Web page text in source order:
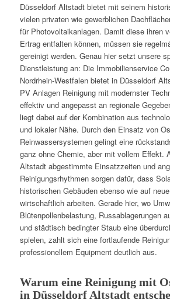
Düsseldorf Altstadt bietet mit seinem
vielen privaten wie gewerblichen
für Photovoltaikanlagen. Damit diese ihren
Ertrag entfalten können, müssen sie
gereinigt werden. Genau hier setzt unsere
Dienstleistung an: Die Immobilienservice
Nordrhein-Westfalen bietet in Düsseldorf
PV Anlagen Reinigung mit modernster
effektiv und angepasst an regionale
liegt dabei auf der Kombination aus
und lokaler Nähe. Durch den Einsatz von
Reinwassersystemen gelingt eine
ganz ohne Chemie, aber mit vollem Effekt.
Altstadt abgestimmte Einsatzzeiten und
Reinigungsrhythmen sorgen dafür, dass
historischen Gebäuden ebenso wie auf
wirtschaftlich arbeiten. Gerade hier, wo
Blütenpollenbelastung, Russablagerungen
und städtisch bedingter Staub eine
spielen, zahlt sich eine fortlaufende
professionellem Equipment deutlich aus.
Warum eine Reinigung mit
in Düsseldorf Altstadt